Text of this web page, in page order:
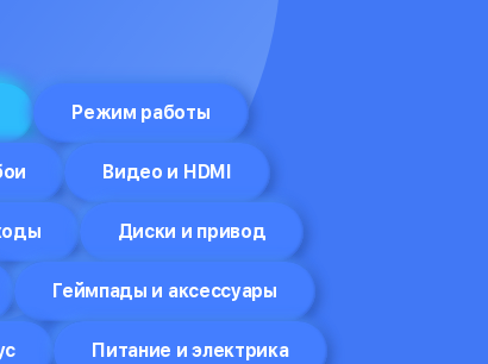
Режим работы
Видео и HDMI
Диски и привод
Геймпады и аксессуары
Питание и электрика